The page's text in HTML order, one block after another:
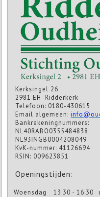
Kerksingel 26
2981 EH Ridderkerk
Telefoon: 0180-430615
Email algemeen:
Bankrekeningnummers:
NL40RABO0355484838
NL93INGB0004208049
KvK-nummer: 41126694
RSIN: 009623851
Openingstijden:
Woensdag 13:30 - 16:30